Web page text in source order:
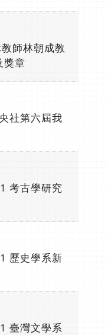
師林朝成教
獎章
社第六屆我
考古學研究
歷史學系新
臺灣文學系